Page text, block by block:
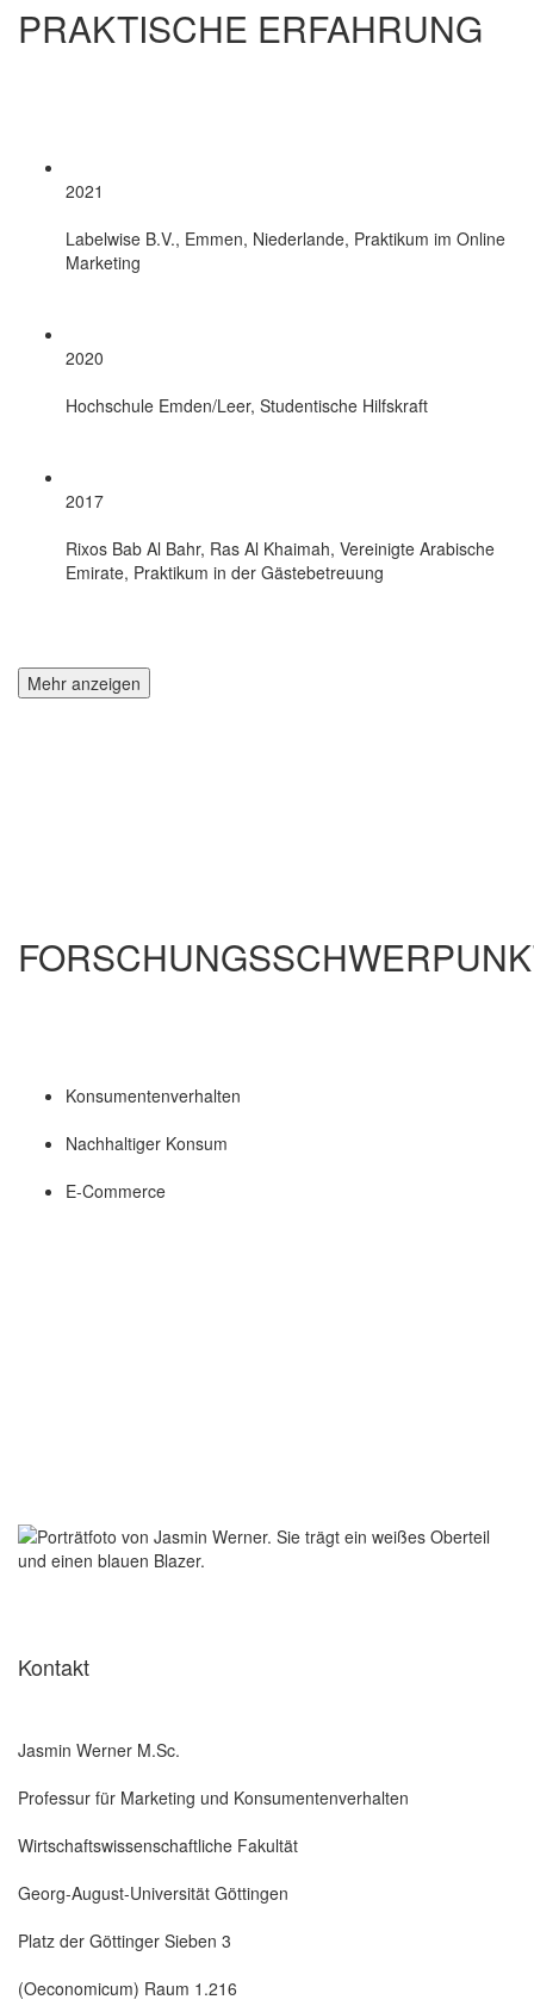
PRAKTISCHE ERFAHRUNG
2021
Labelwise B.V., Emmen, Niederlande, Praktikum im Online
Marketing
2020
Hochschule Emden/Leer, Studentische Hilfskraft
2017
Rixos Bab Al Bahr, Ras Al Khaimah, Vereinigte Arabische
Emirate, Praktikum in der Gästebetreuung
Mehr anzeigen
Konsumentenverhalten
Nachhaltiger Konsum
E-Commerce
Kontakt
Jasmin Werner M.Sc.
Professur für Marketing und Konsumentenverhalten
Wirtschaftswissenschaftliche Fakultät
Georg-August-Universität Göttingen
Platz der Göttinger Sieben 3
(Oeconomicum) Raum 1.216